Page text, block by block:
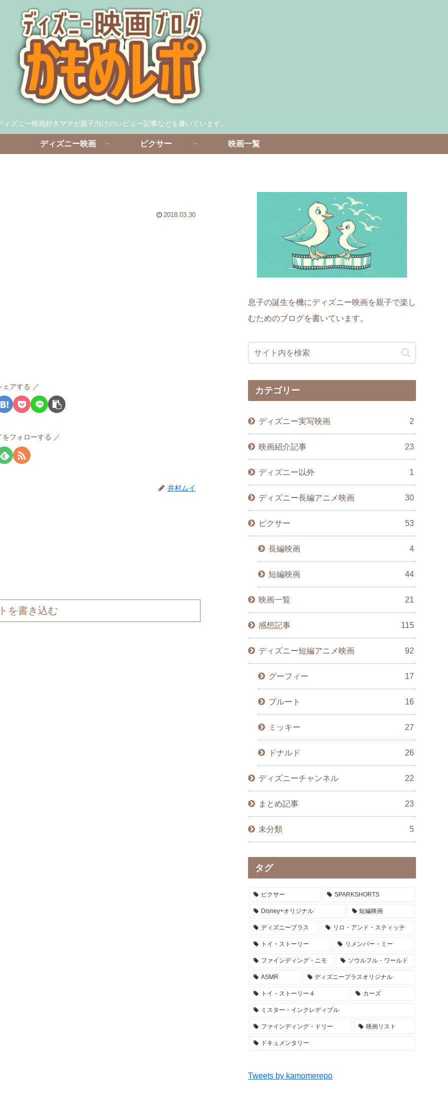
ィズニー映画好きママが親子向けのレビュー記事などを書いています。
ディズニー映画 ピクサー 映画一覧
2018.03.30
ェアする
をフォローする
井村ムイ
を書き込む
息子の誕生を機にディズニー映画を親子で楽し
むためのブログを書いています。
カテゴリー
ディズニー実写映画 2
映画紹介記事 23
ディズニー以外 1
ディズニー長編アニメ映画 30
ピクサー 53
長編映画 4
短編映画 44
映画一覧 21
感想記事 115
ディズニー短編アニメ映画 92
グーフィー 17
プルート 16
ミッキー 27
ドナルド 26
ディズニーチャンネル 22
まとめ記事 23
未分類 5
タグ
ピクサー SPARKSHORTS
Disney+オリジナル 短編映画
ディズニープラス リロ・アンド・スティッチ
トイ・ストーリー リメンバー・ミー
ファインディング・ニモ ソウルフル・ワールド
ASMR ディズニープラスオリジナル
トイ・ストーリー４ カーズ
ミスター・インクレディブル
ファインディング・ドリー 映画リスト
ドキュメンタリー
Tweets by kamomerepo